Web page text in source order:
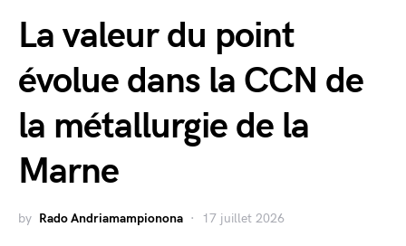
La valeur du point
évolue dans la CCN de
la métallurgie de la
Marne
by Rado Andriamampionona 17 juillet 2026